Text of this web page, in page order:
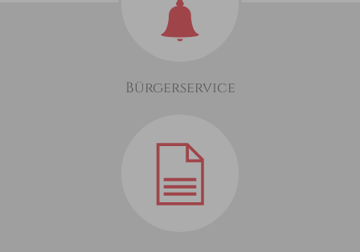
Bürgerservice